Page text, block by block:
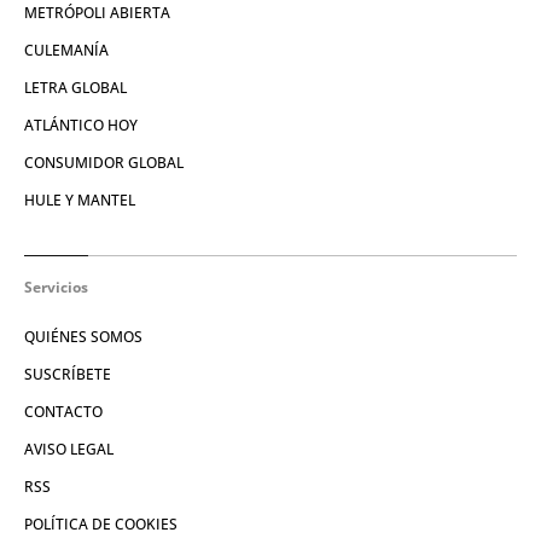
METRÓPOLI ABIERTA
CULEMANÍA
LETRA GLOBAL
ATLÁNTICO HOY
CONSUMIDOR GLOBAL
HULE Y MANTEL
Servicios
QUIÉNES SOMOS
SUSCRÍBETE
CONTACTO
AVISO LEGAL
RSS
POLÍTICA DE COOKIES